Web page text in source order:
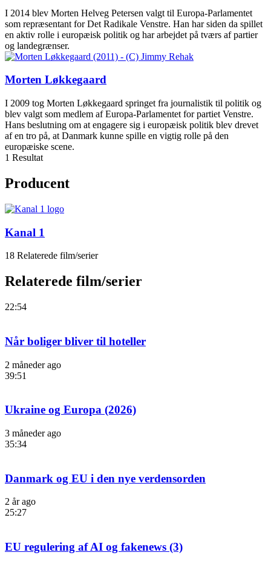
I 2014 blev Morten Helveg Petersen valgt til Europa-Parlamentet
som repræsentant for Det Radikale Venstre. Han har siden da spillet
en aktiv rolle i europæisk politik og har arbejdet på tværs af partier
og landegrænser.
Morten Løkkegaard
I 2009 tog Morten Løkkegaard springet fra journalistik til politik og
blev valgt som medlem af Europa-Parlamentet for partiet Venstre.
Hans beslutning om at engagere sig i europæisk politik blev drevet
af en tro på, at Danmark kunne spille en vigtig rolle på den
europæiske scene.
1 Resultat
Producent
Kanal 1
18 Relaterede film/serier
Relaterede film/serier
22:54
Når boliger bliver til hoteller
2 måneder ago
39:51
Ukraine og Europa (2026)
3 måneder ago
35:34
Danmark og EU i den nye verdensorden
2 år ago
25:27
EU regulering af AI og fakenews (3)